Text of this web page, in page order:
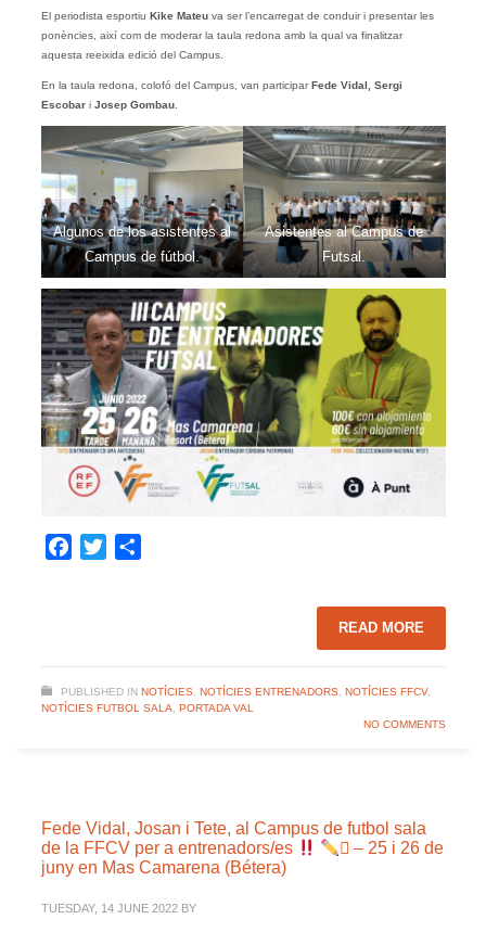
El periodista esportiu Kike Mateuva ser l’encarregat de conduir i presentar les
ponències, així com de moderar la taula redona amb la qual va finalitzar
aquesta reeixida edició del Campus.
En la taula redona, colofó del Campus, van participarFede Vidal, Sergi
Escobari Josep Gombau.
Algunos de los asistentes al
Campus de fútbol.
Asistentes al Campus de
Futsal.
Facebook
Twitter
READ MORE
PUBLISHED IN NOTÍCIES, NOTÍCIES ENTRENADORS, NOTÍCIES FFCV,
NOTÍCIES FUTBOL SALA
PORTADA VAL
NO COMMENTS
Fede Vidal, Josan i Tete, al Campus de futbol sala
de la FFCV per a entrenadors/es
 – 25 i 26 de
juny en Mas Camarena (Bétera)
TUESDAY, 14 JUNE 2022 BY